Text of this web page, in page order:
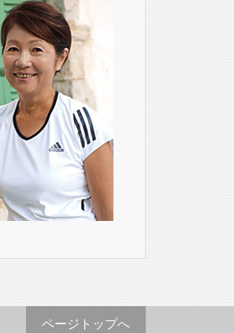
ページトップへ